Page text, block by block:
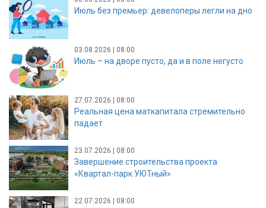
Июль без премьер: девелоперы легли на дно
03.08.2026 | 08:00
Июль – на дворе пусто, да и в поле негусто
27.07.2026 | 08:00
Реальная цена маткапитала стремительно
падает
23.07.2026 | 08:00
Завершение строительства проекта
«Квартал-парк УЮТный»
22.07.2026 | 08:00